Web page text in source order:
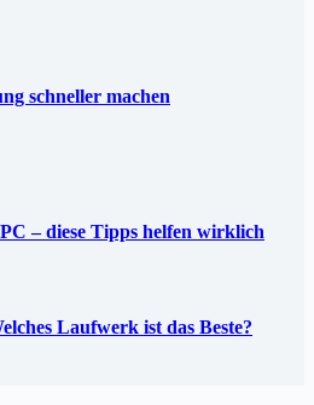
schneller machen
– diese Tipps helfen wirklich
Laufwerk ist das Beste?